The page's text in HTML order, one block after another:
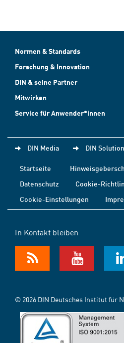
Normen & Standards
Forschung & Innovation
DIN & seine Partner
Mitwirken
Service für Anwender*innen
DIN Media DIN
Startseite
Datenschutz
Cookie-
Cookie-Einstellungen
In Kontakt bleiben
© 2026 DIN Deutsches Institut für